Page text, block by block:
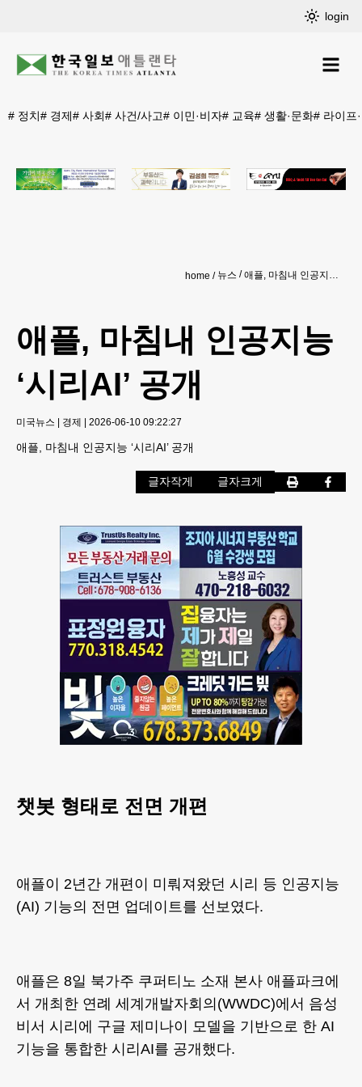
login
# 정치# 경제# 사회# 사건/사고# 이민·비자# 교육# 생활·문화# 라이프
home 뉴스 애플, 마침내 인공지능 ‘시리AI’ 공개
애플, 마침내 인공지능
‘시리AI’ 공개
미국뉴스 | 경제 | 2026-06-10 09:22:27
애플, 마침내 인공지능 ‘시리AI’ 공개
글자작게 글자크게
챗봇 형태로 전면 개편
애플이 2년간 개편이 미뤄져왔던 시리 등 인공지능
(AI) 기능의 전면 업데이트를 선보였다.
애플은 8일 북가주 쿠퍼티노 소재 본사 애플파크에
서 개최한 연례 세계개발자회의(WWDC)에서 음성
비서 시리에 구글 제미나이 모델을 기반으로 한 AI
기능을 통합한 시리AI를 공개했다.